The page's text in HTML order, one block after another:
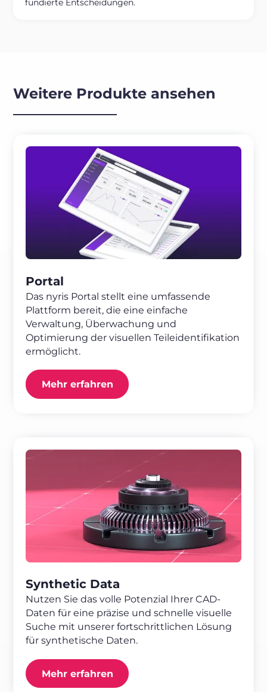
fundierte Entscheidungen.
Weitere Produkte ansehen
Portal
Das nyris Portal stellt eine umfassende
Plattform bereit, die eine einfache
Verwaltung, Überwachung und
Optimierung der visuellen Teileidentifikation
ermöglicht.
Mehr erfahren
Synthetic Data
Nutzen Sie das volle Potenzial Ihrer CAD-
Daten für eine präzise und schnelle visuelle
Suche mit unserer fortschrittlichen Lösung
für synthetische Daten.
Mehr erfahren